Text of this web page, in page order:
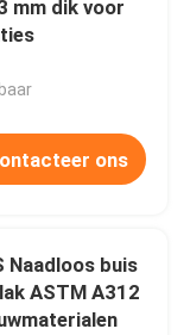
mm dik voor
ons
Naadloos buis
ASTM A312